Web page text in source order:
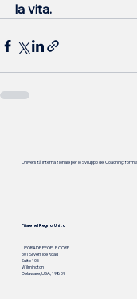
la vita.
Università Internazionale per lo Sviluppo del Coaching:
Filiale nel Regno Unito
UPGRADE PEOPLE CORP
501 Silverside Road
Suite 105
Wilmington
Delaware, USA, 19809